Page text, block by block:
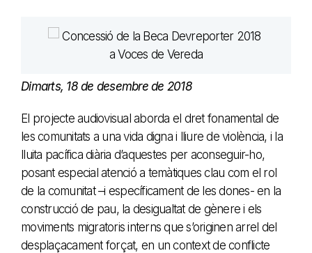
Dimarts, 18 de desembre de 2018
El projecte audiovisual aborda el dret fonamental de
les comunitats a una vida digna i lliure de violència, i la
lluita pacífica diària d’aquestes per aconseguir-ho,
posant especial atenció a temàtiques clau com el rol
de la comunitat –i específicament de les dones- en la
construcció de pau, la desigualtat de gènere i els
moviments migratoris interns que s’originen arrel del
desplaçacament forçat, en un context de conflicte